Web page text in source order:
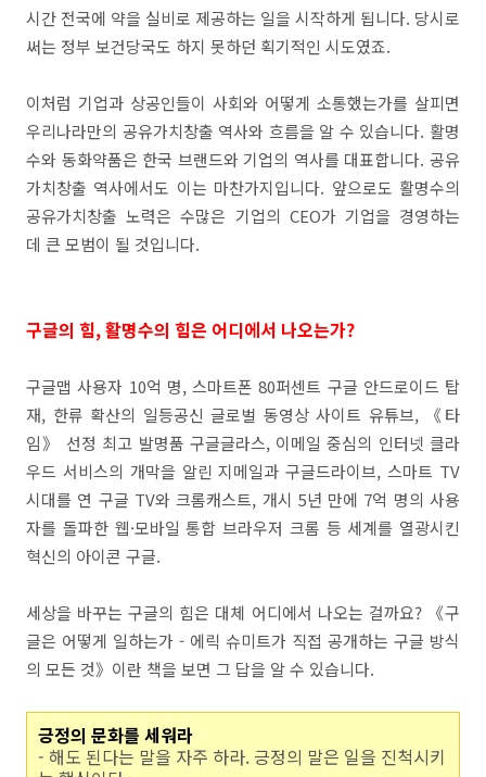
시간 전국에 약을 실비로 제공하는 일을 시작하게 됩니다. 당시로
써는 정부 보건당국도 하지 못하던 획기적인 시도였죠.
이처럼 기업과 상공인들이 사회와 어떻게 소통했는가를 살피면
우리나라만의 공유가치창출 역사와 흐름을 알 수 있습니다. 활명
수와 동화약품은 한국 브랜드와 기업의 역사를 대표합니다. 공유
가치창출 역사에서도 이는 마찬가지입니다. 앞으로도 활명수의
공유가치창출 노력은 수많은 기업의 CEO가 기업을 경영하는
데 큰 모범이 될 것입니다.
구글의 힘, 활명수의 힘은 어디에서 나오는가?
구글맵 사용자 10억 명, 스마트폰 80퍼센트 구글 안드로이드 탑
재, 한류 확산의 일등공신 글로벌 동영상 사이트 유튜브, 《타
임》 선정 최고 발명품 구글글라스, 이메일 중심의 인터넷 클라
우드 서비스의 개막을 알린 지메일과 구글드라이브, 스마트 TV
시대를 연 구글 TV와 크롬캐스트, 개시 5년 만에 7억 명의 사용
자를 돌파한 웹·모바일 통합 브라우저 크롬 등 세계를 열광시킨
혁신의 아이콘 구글.
세상을 바꾸는 구글의 힘은 대체 어디에서 나오는 걸까요? 《구
글은 어떻게 일하는가 - 에릭 슈미트가 직접 공개하는 구글 방식
의 모든 것》이란 책을 보면 그 답을 알 수 있습니다.
긍정의 문화를 세워라
- 해도 된다는 말을 자주 하라. 긍정의 말은 일을 진척시키